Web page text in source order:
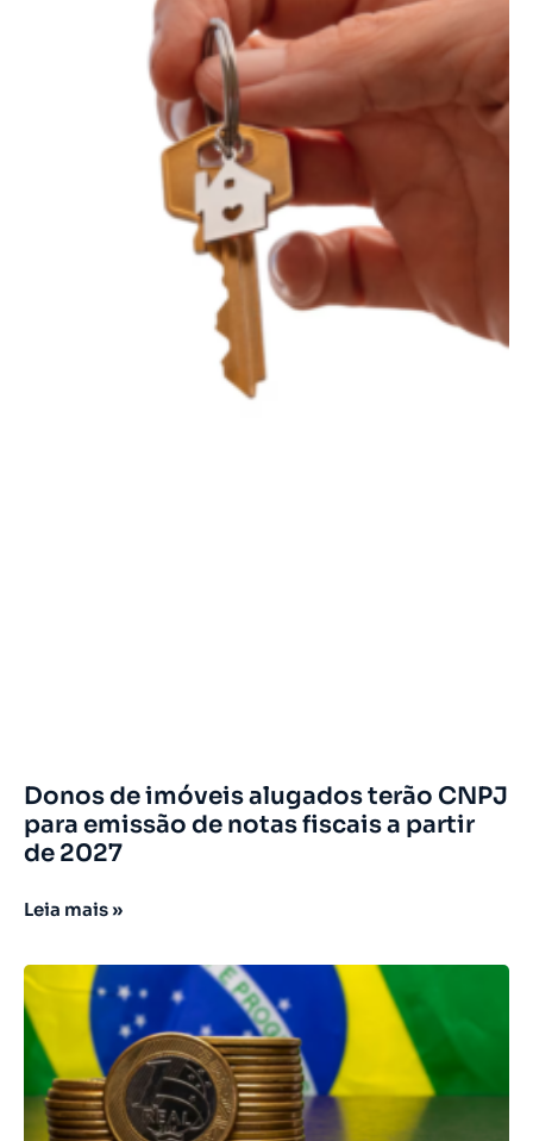
Donos de imóveis alugados terão CNPJ
para emissão de notas fiscais a partir
de 2027
Leia mais »